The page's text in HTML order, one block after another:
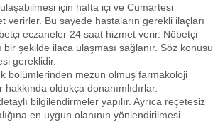
için hafta içi ve Cumartesi
Bu sayede hastaların gerekli ilaçları
eczaneler 24 saat hizmet verir. Nöbetçi
şekilde ilaca ulaşması sağlanır. Söz konusu
gereklidir.
bölümlerinden mezun olmuş farmakoloji
oldukça donanımlıdırlar.
bilgilendirmeler yapılır. Ayrıca reçetesiz
en uygun olanının yönlendirilmesi